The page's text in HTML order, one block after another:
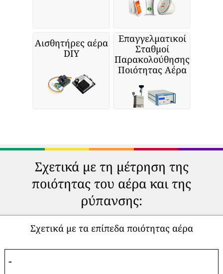
Αισθητήρες αέρα
DIY
Επαγγελματικοί
Σταθμοί
Παρακολούθησης
Ποιότητας Αέρα
Σχετικά με τη μέτρηση της
ποιότητας του αέρα και της
ρύπανσης:
Σχετικά με τα επίπεδα ποιότητας αέρα
-